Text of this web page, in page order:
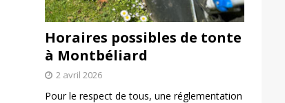
Horaires possibles de tonte
à Montbéliard
2 avril 2026
Pour le respect de tous, une réglementation